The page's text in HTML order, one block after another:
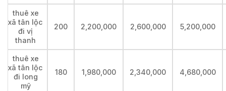
thuê xe
xã tân lộc
đi vị
thanh
200 2,200,000 2,600,000 5,200,000
thuê xe
xã tân lộc
đi long
mỹ
180 1,980,000 2,340,000 4,680,000